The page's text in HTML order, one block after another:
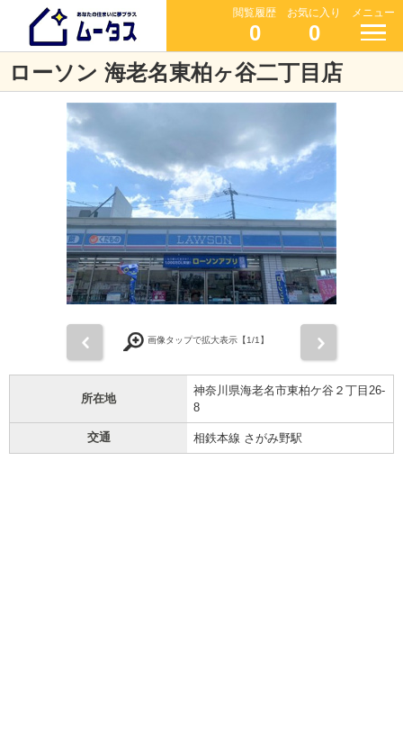
閲覧履歴
0
お気に入り
0
メニュー
ローソン 海老名東柏ヶ谷二丁目店
画像タップで拡大表示【1/1】
所在地
神奈川県海老名市東柏ケ谷２丁目26-
8
交通 相鉄本線 さがみ野駅